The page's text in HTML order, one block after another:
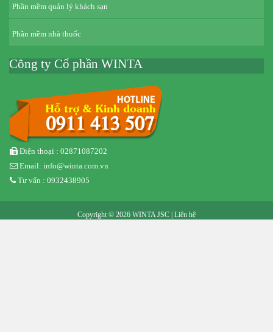
Phần mềm quản lý khách sạn
Phần mềm nhà thuốc
Công ty Cổ phần WINTA
Điện thoại : 02871087202
Email: info@winta.com.vn
Tư vấn : 0932438905
Copyright © 2026 WINTA JSC | Liên hệ